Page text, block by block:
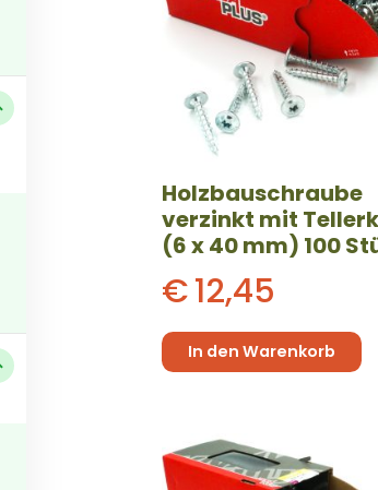
Holzbauschraube
verzinkt mit
(6 x 40 mm) 100
€12,45
In den Warenkorb